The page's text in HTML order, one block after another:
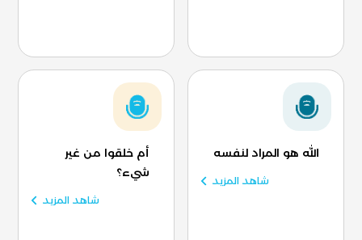
الله هو المراد لنفسه
شاهد المزيد
أم خلقوا من غير
شيء؟
شاهد المزيد